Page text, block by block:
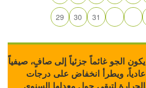
29 30 31
يكون الجو غائماً جزئياً إلى صافٍ، صيفياً
عادياً، ويطرأ انخفاض على درجات